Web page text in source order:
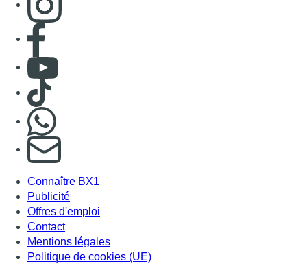
Consulter page Facebook
Consulter Youtube
Consulter TikTok
S'abonner à notre newsletter
Connaître BX1
Publicité
Offres d'emploi
Contact
Mentions légales
Politique de cookies (UE)